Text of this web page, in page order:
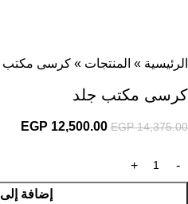
الرئيسية » المنتجات » كرسى مكتب
كرسى مكتب جلد
EGP14,375.00
EGP 12,500.00
إضافة